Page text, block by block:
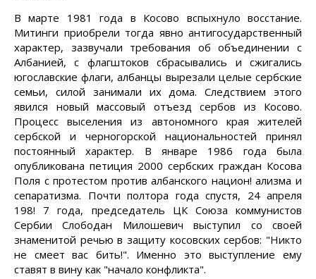
В марте 1981 года в Косово вспыхнуло восстание.
Митинги приобрели тогда явно антигосударственный
характер, зазвучали требования об объединении с
Албанией, с флагштоков сбрасывались и сжигались
югославские флаги, албанцы вырезали целые сербские
семьи, силой занимали их дома. Следствием этого
явился новый массовый отъезд сербов из Косово.
Процесс выселения из автономного края жителей
сербской и черногорской национальностей принял
постоянный характер. В январе 1986 года была
опубликована петиция 2000 сербских граждан Косова
Поля с протестом против албанского национ! ализма и
сепаратизма. Почти полтора года спустя, 24 апреля
198! 7 года, председатель ЦК Союза коммунистов
Сербии Слободан Милошевич выступил со своей
знаменитой речью в защиту косовских сербов: "Никто
не смеет вас бить!". Именно это выступление ему
ставят в вину как "начало конфликта".